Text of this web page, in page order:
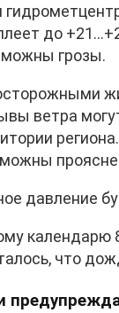
до
грозы.
ветра
давление
календарю
что